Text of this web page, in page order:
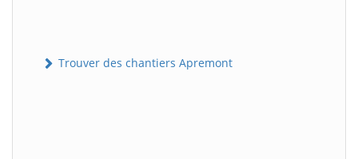
Trouver des chantiers Apremont